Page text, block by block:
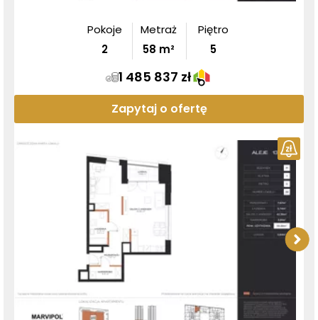
Pokoje
2
Metraż
58 m²
Piętro
5
1 485 837 zł
Zapytaj o ofertę